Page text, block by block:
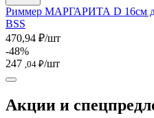
Риммер МАРГАРИТА D 16см
BSS
470,94 ₽/шт
-48%
247 ,04 ₽/шт
Акции и